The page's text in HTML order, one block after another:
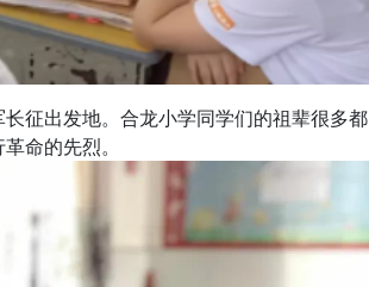
征出发地。合龙小学同学们的祖辈很多都
命的先烈。